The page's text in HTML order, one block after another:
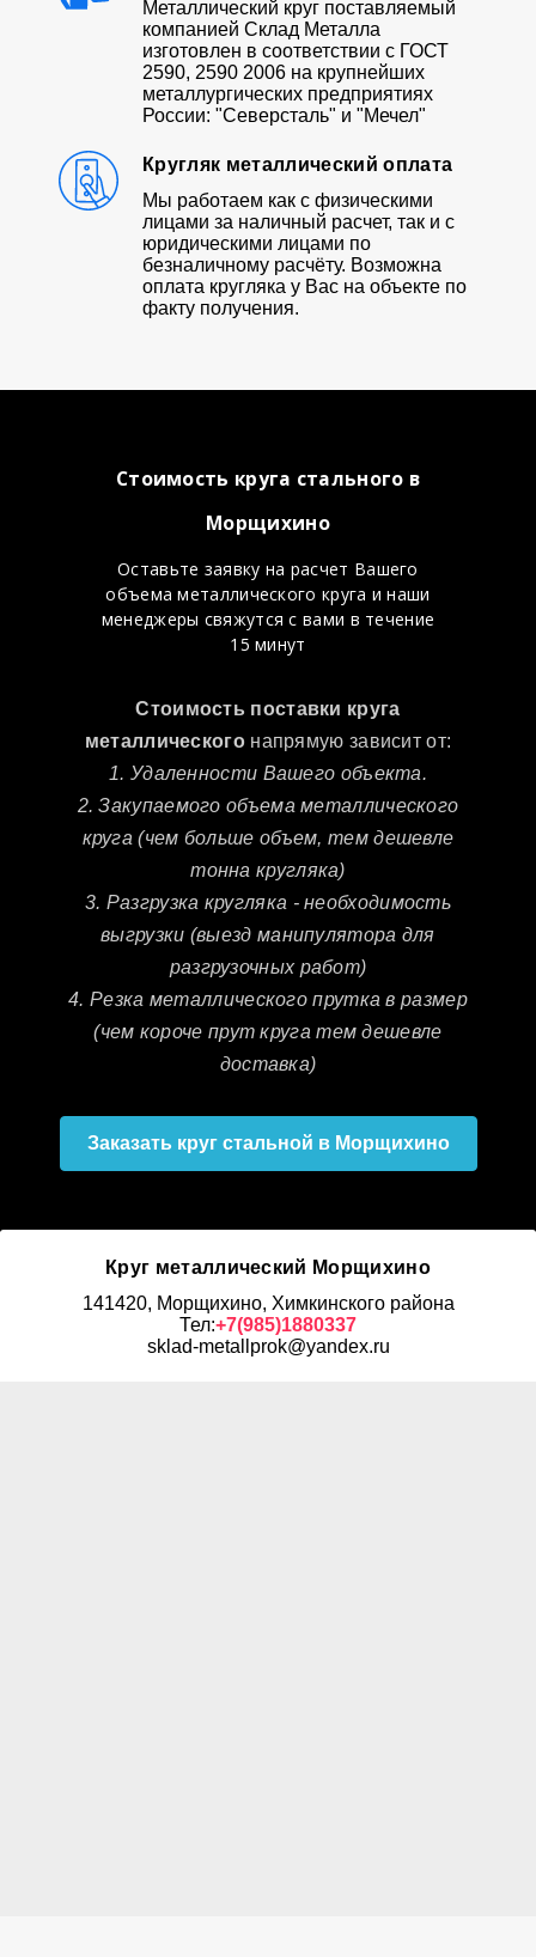
Металлический круг поставляемый
компанией Склад Металла
изготовлен в соответствии с ГОСТ
2590, 2590 2006 на крупнейших
металлургических предприятиях
России: "Северсталь" и "Мечел"
Кругляк металлический оплата
Мы работаем как с физическими
лицами за наличный расчет, так и с
юридическими лицами по
безналичному расчёту. Возможна
оплата кругляка у Вас на объекте по
факту получения.
Стоимость круга стального в
Морщихино
Оставьте заявку на расчет Вашего
объема металлического круга и наши
менеджеры свяжутся с вами в течение
15 минут
Стоимость поставки круга
металлического напрямую зависит от:
1. Удаленности Вашего объекта.
2. Закупаемого объема металлического
круга (чем больше объем, тем дешевле
тонна кругляка)
3. Разгрузка кругляка - необходимость
выгрузки (выезд манипулятора для
разгрузочных работ)
4. Резка металлического прутка в размер
(чем короче прут круга тем дешевле
доставка)
Заказать круг стальной в Морщихино
Круг металлический Морщихино
141420, Морщихино, Химкинского района
Тел:+7(985)1880337
sklad-metallprok@yandex.ru